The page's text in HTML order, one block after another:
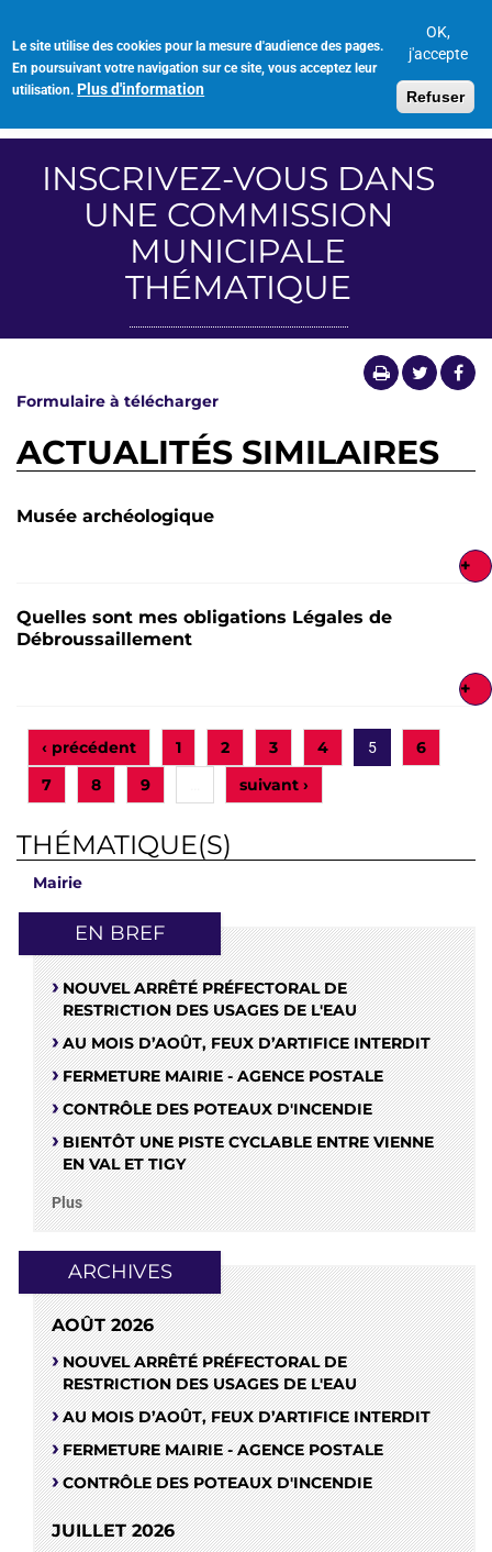
Le site utilise des cookies pour la mesure d'audience des pages.
En poursuivant votre navigation sur ce site, vous acceptez leur
utilisation. Plus d'information
OK,
j'accepte
Refuser
contenu
principal
INSCRIVEZ-VOUS DANS
UNE COMMISSION
MUNICIPALE
THÉMATIQUE
Formulaire à télécharger
ACTUALITÉS SIMILAIRES
Musée archéologique
+
Quelles sont mes obligations Légales de
Débroussaillement
+
‹ précédent 1 2 3 4 5
6
7
8 9 suivant ›
THÉMATIQUE(S)
Mairie
EN BREF
NOUVEL ARRÊTÉ PRÉFECTORAL DE
RESTRICTION DES USAGES DE L'EAU
AU MOIS D’AOÛT, FEUX D’ARTIFICE INTERDIT
FERMETURE MAIRIE - AGENCE POSTALE
CONTRÔLE DES POTEAUX D'INCENDIE
BIENTÔT UNE PISTE CYCLABLE ENTRE VIENNE
EN VAL ET TIGY
Plus
ARCHIVES
AOÛT 2026
NOUVEL ARRÊTÉ PRÉFECTORAL DE
RESTRICTION DES USAGES DE L'EAU
AU MOIS D’AOÛT, FEUX D’ARTIFICE INTERDIT
FERMETURE MAIRIE - AGENCE POSTALE
CONTRÔLE DES POTEAUX D'INCENDIE
JUILLET 2026